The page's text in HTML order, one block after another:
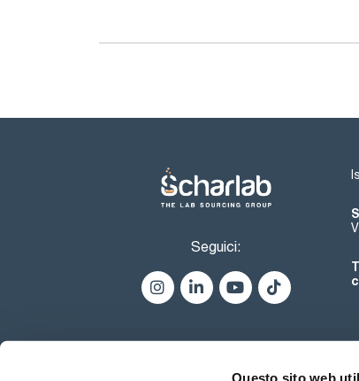
Questo sito web
Seguici:
T